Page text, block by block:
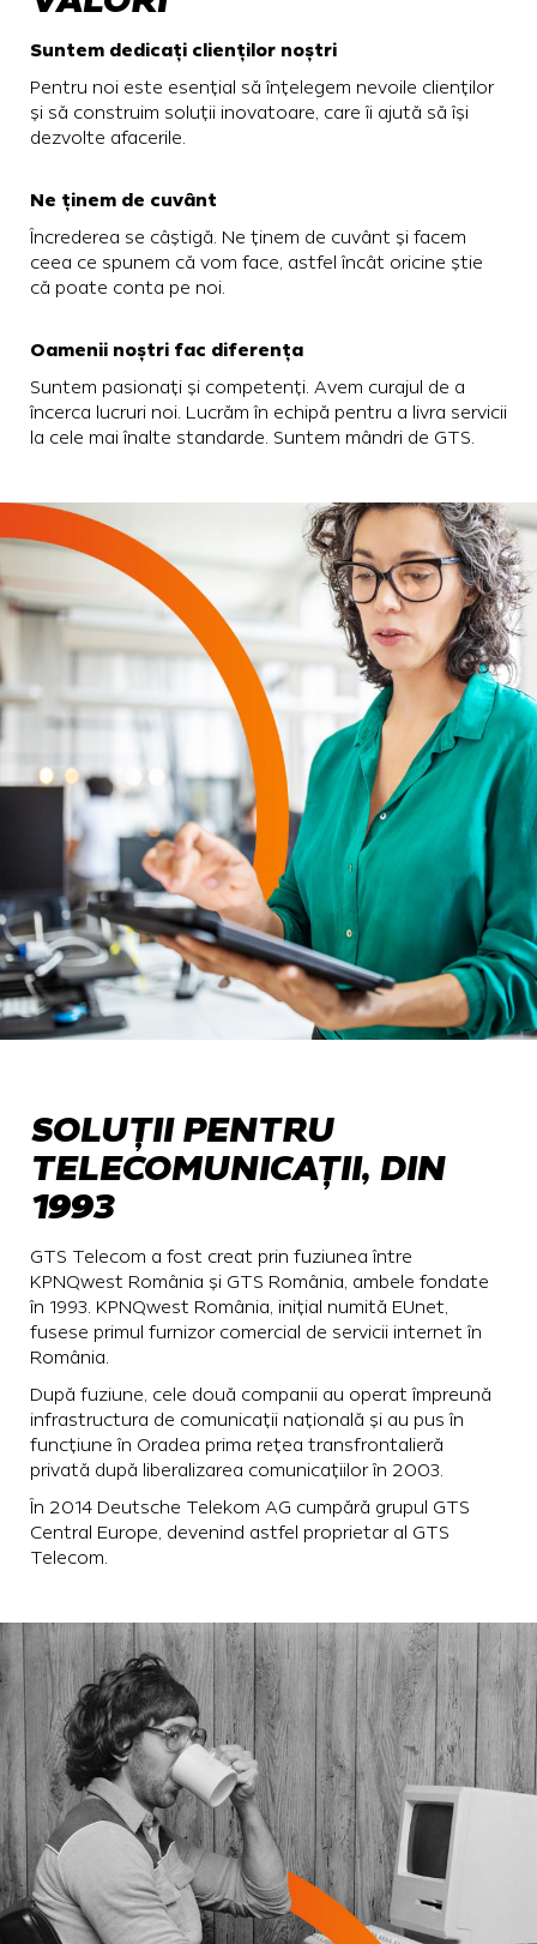
Suntem dedicați clienților noștri
Pentru noi este esențial să înțelegem nevoile clienților
și să construim soluții inovatoare, care îi ajută să își
dezvolte afacerile.
Ne ținem de cuvânt
Încrederea se câștigă. Ne ținem de cuvânt și facem
ceea ce spunem că vom face, astfel încât oricine știe
că poate conta pe noi.
Oamenii noștri fac diferența
Suntem pasionați și competenți. Avem curajul de a
încerca lucruri noi. Lucrăm în echipă pentru a livra servicii
la cele mai înalte standarde. Suntem mândri de GTS.
SOLUȚII PENTRU
TELECOMUNICAȚII, DIN
1993
GTS Telecom a fost creat prin fuziunea între
KPNQwest România și GTS România, ambele fondate
în 1993. KPNQwest România, inițial numită EUnet,
fusese primul furnizor comercial de servicii internet în
România.
După fuziune, cele două companii au operat împreună
infrastructura de comunicații națională și au pus în
funcțiune în Oradea prima rețea transfrontalieră
privată după liberalizarea comunicațiilor în 2003.
În 2014 Deutsche Telekom AG cumpără grupul GTS
Central Europe, devenind astfel proprietar al GTS
Telecom.